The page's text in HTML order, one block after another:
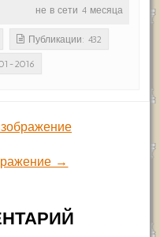
не в сети 4 месяца
Публикации: 432
2016
→